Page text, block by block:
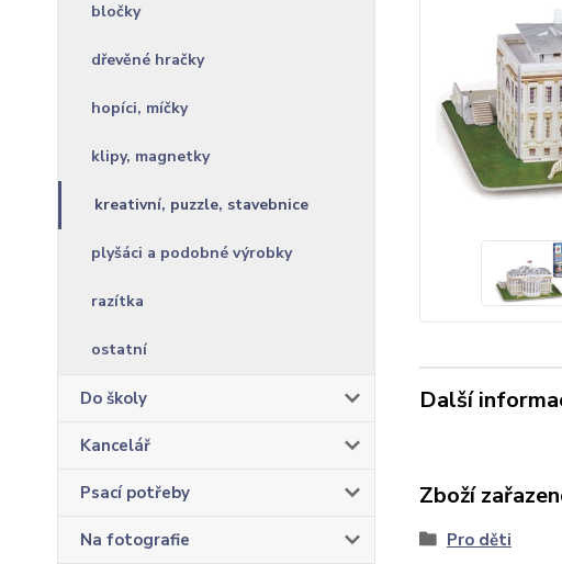
bločky
dřevěné hračky
hopíci, míčky
klipy, magnetky
kreativní, puzzle, stavebnice
plyšáci a podobné výrobky
razítka
ostatní
Do školy
Kancelář
Psací potřeby
Na fotografie
Další
Zboží
Pro děti